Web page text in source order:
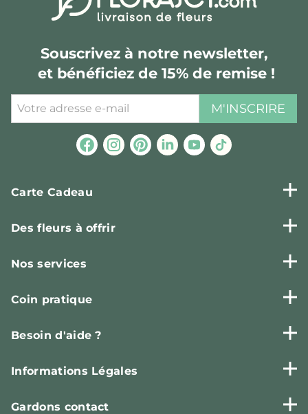
Souscrivez à notre newsletter,
et bénéficiez de 15% de remise !
M'INSCRIRE
Carte Cadeau
Des fleurs à offrir
Nos services
Coin pratique
Besoin d'aide ?
Informations Légales
Gardons contact